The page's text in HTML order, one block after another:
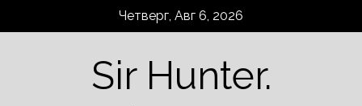
Четверг, Авг 6, 2026
Sir Hunter.